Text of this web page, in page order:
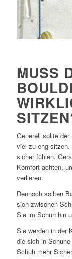
MUSS
Generell sollte der
viel zu eng
sicher fühlen.
Komfort achten,
verlieren.
Dennoch sollten
sich zwischen
Sie im Schuh hin
Sie werden in der
die sich in
Schuh mehr